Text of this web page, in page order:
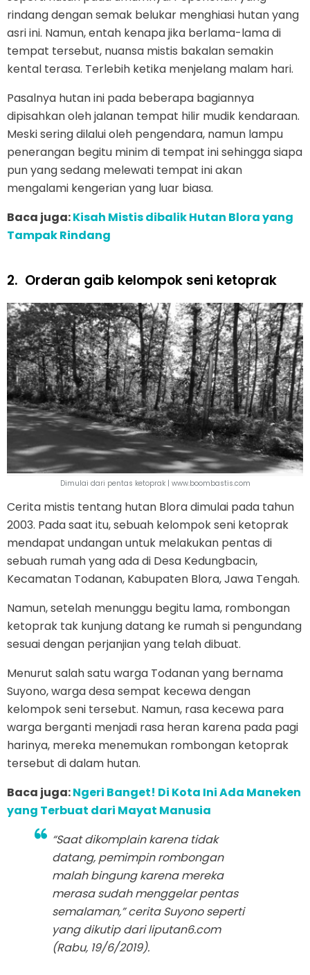
rindang dengan semak belukar menghiasi hutan yang
asri ini. Namun, entah kenapa jika berlama-lama di
tempat tersebut, nuansa mistis bakalan semakin
kental terasa. Terlebih ketika menjelang malam hari.
Pasalnya hutan ini pada beberapa bagiannya
dipisahkan oleh jalanan tempat hilir mudik kendaraan.
Meski sering dilalui oleh pengendara, namun lampu
penerangan begitu minim di tempat ini sehingga siapa
pun yang sedang melewati tempat ini akan
mengalami kengerian yang luar biasa.
Baca juga:Kisah Mistis dibalik Hutan Blora yang
Tampak Rindang
2. Orderan gaib kelompok seni ketoprak
Dimulai dari pentas ketoprak | www.boombastis.com
Cerita mistis tentang hutan Blora dimulai pada tahun
2003. Pada saat itu, sebuah kelompok seni ketoprak
mendapat undangan untuk melakukan pentas di
sebuah rumah yang ada di Desa Kedungbacin,
Kecamatan Todanan, Kabupaten Blora, Jawa Tengah.
Namun, setelah menunggu begitu lama, rombongan
ketoprak tak kunjung datang ke rumah si pengundang
sesuai dengan perjanjian yang telah dibuat.
Menurut salah satu warga Todanan yang bernama
Suyono, warga desa sempat kecewa dengan
kelompok seni tersebut. Namun, rasa kecewa para
warga berganti menjadi rasa heran karena pada pagi
harinya, mereka menemukan rombongan ketoprak
tersebut di dalam hutan.
Baca juga:Ngeri Banget! Di Kota Ini Ada Maneken
yang Terbuat dari Mayat Manusia
“Saat dikomplain karena tidak
datang, pemimpin rombongan
malah bingung karena mereka
merasa sudah menggelar pentas
semalaman,” cerita Suyono seperti
yang dikutip dari liputan6.com
(Rabu, 19/6/2019).